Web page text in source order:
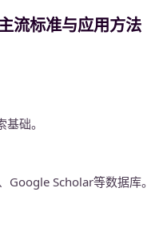
流标准与应用方法
础。
Google Scholar等数据库